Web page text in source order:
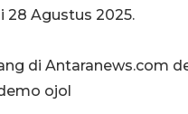
28 Agustus 2025.
di Antaranews.com
ojol